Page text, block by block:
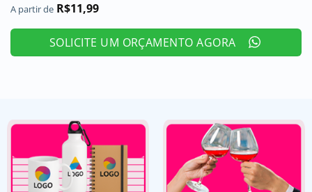
A partir de R$11,99
SOLICITE UM ORÇAMENTO AGORA